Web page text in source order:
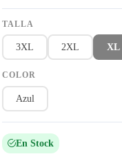
TALLA
3XL 2XL XL
COLOR
Azul
En Stock